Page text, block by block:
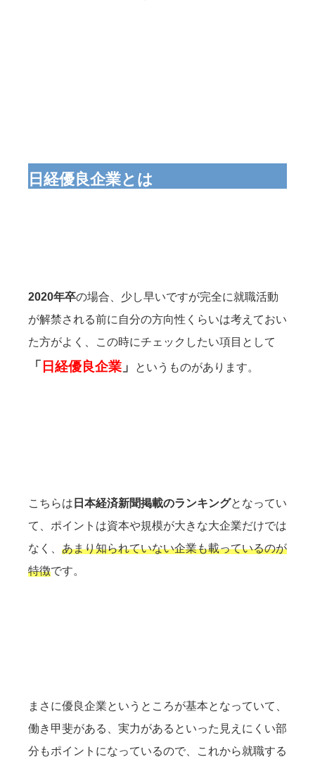
日経優良企業とは
2020年卒の場合、少し早いですが完全に就職活動
が解禁される前に自分の方向性くらいは考えておい
た方がよく、この時にチェックしたい項目として
「 日経優良企業 」 というものがあります。
こちらは 日本経済新聞掲載のランキングとなってい
て、ポイントは資本や規模が大きな大企業だけでは
なく、 あまり知られていない企業も載っているのが
特徴です。
まさに優良企業というところが基本となっていて、
働き甲斐がある、実力があるといった見えにくい部
分もポイントになっているので、これから就職する